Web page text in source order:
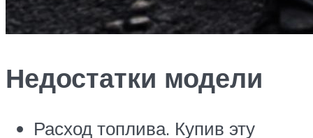
Недостатки модели
Расход топлива. Купив эту